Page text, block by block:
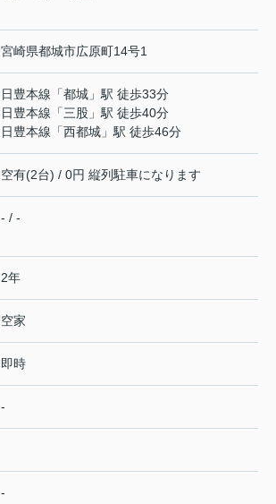
宮崎県都城市広原町14号1
日豊本線 「都城 」駅 徒歩33分
日豊本線 「三股 」駅 徒歩40分
日豊本線 「西都城 」駅 徒歩46分
空有(2台) / 0円 縦列駐車になります
- / -
2年
空家
即時
-
-